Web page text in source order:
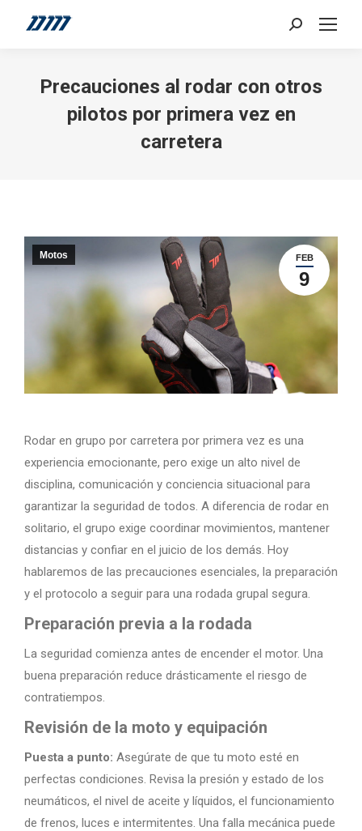
Search:
Precauciones al rodar con otros
pilotos por primera vez en
carretera
FEB
9
Motos
Rodar en grupo por carretera por primera vez es una
experiencia emocionante, pero exige un alto nivel de
disciplina, comunicación y conciencia situacional para
garantizar la seguridad de todos. A diferencia de rodar en
solitario, el grupo exige coordinar movimientos, mantener
distancias y confiar en el juicio de los demás. Hoy
hablaremos de las precauciones esenciales, la preparación
y el protocolo a seguir para una rodada grupal segura.
Preparación previa a la rodada
La seguridad comienza antes de encender el motor. Una
buena preparación reduce drásticamente el riesgo de
contratiempos.
Revisión de la moto y equipación
Puesta a punto: Asegúrate de que tu moto esté en
perfectas condiciones. Revisa la presión y estado de los
neumáticos, el nivel de aceite y líquidos, el funcionamiento
de frenos, luces e intermitentes. Una falla mecánica puede